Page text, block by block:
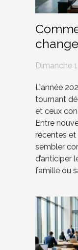
familial
Dimanche
L'année
tournant
et ceux
Entre
récentes et
sembler
d’anticiper
famille ou